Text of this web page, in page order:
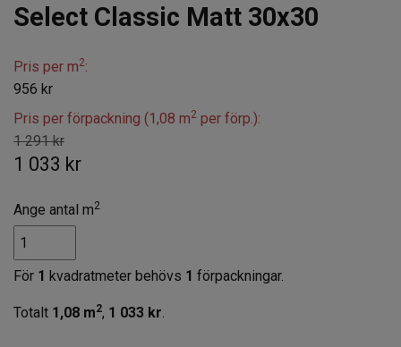
Select Classic Matt 30x30
Pris per m2:
956 kr
Pris per förpackning (1,08 m2 per förp.):
1 291 kr
1 033 kr
Ange antal m2
För 1 kvadratmeter behövs 1 förpackningar.
Totalt 1,08 m2, 1 033 kr.